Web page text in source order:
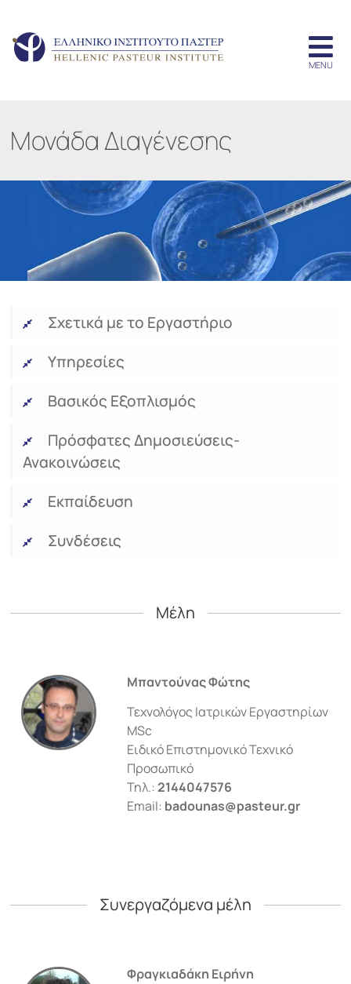
Μονάδα Διαγένεσης
Σχετικά με το Εργαστήριο
Υπηρεσίες
Βασικός Εξοπλισμός
Πρόσφατες Δημοσιεύσεις-
Ανακοινώσεις
Εκπαίδευση
Συνδέσεις
Μέλη
Μπαντούνας Φώτης
Τεχνολόγος Ιατρικών Εργαστηρίων
MSc
Ειδικό Επιστημονικό Τεχνικό
Προσωπικό
Τηλ.: 2144047576
Email: badounas@pasteur.gr
Συνεργαζόμενα μέλη
Φραγκιαδάκη Ειρήνη